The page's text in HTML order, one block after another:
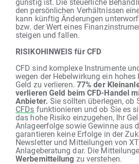
den persönlichen Verhältnissen
kann künftig Änderungen
bzw. der Wert eines
steigen und fallen.
RISIKOHINWEIS für CFD
CFD sind komplexe Instrumente
wegen der Hebelwirkung ein hohes
Geld zu verlieren. 77% der
verlieren Geld beim CFD-Handel
Anbieter. Sie sollten überlegen, ob
CFDs funktionieren und ob Sie es
das hohe Risiko einzugehen, Ihr
Anlageerfolge sowie Gewinne aus
garantieren keine Erfolge in der
Newsletter und Mitteilungen von
Anlageberatung dar. Die
Werbemitteilung zu verstehen.